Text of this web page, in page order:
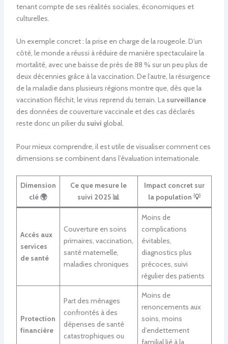
tenant compte de ses réalités sociales, économiques et
culturelles.
Un exemple concret : la prise en charge de la rougeole. D’un
côté, le monde a réussi à réduire de manière spectaculaire la
mortalité, avec une baisse de près de 88 % sur un peu plus de
deux décennies grâce à la vaccination. De l’autre, la résurgence
de la maladie dans plusieurs régions montre que, dès que la
vaccination fléchit, le virus reprend du terrain. La surveillance
des données de couverture vaccinale et des cas déclarés
reste donc un pilier du suivi global.
Pour mieux comprendre, il est utile de visualiser comment ces
dimensions se combinent dans l’évaluation internationale.
Dimension
clé 🌍
Ce que mesure le
suivi 2025 📊
Impact concret sur
la population 💡
Accès aux
services
de santé
Couverture en soins
primaires, vaccination,
santé maternelle,
maladies chroniques
Moins de
complications
évitables,
diagnostics plus
précoces, suivi
régulier des patients
Protection
financière
Part des ménages
confrontés à des
dépenses de santé
catastrophiques ou
Moins de
renoncements aux
soins, moins
d’endettement
familial lié à la